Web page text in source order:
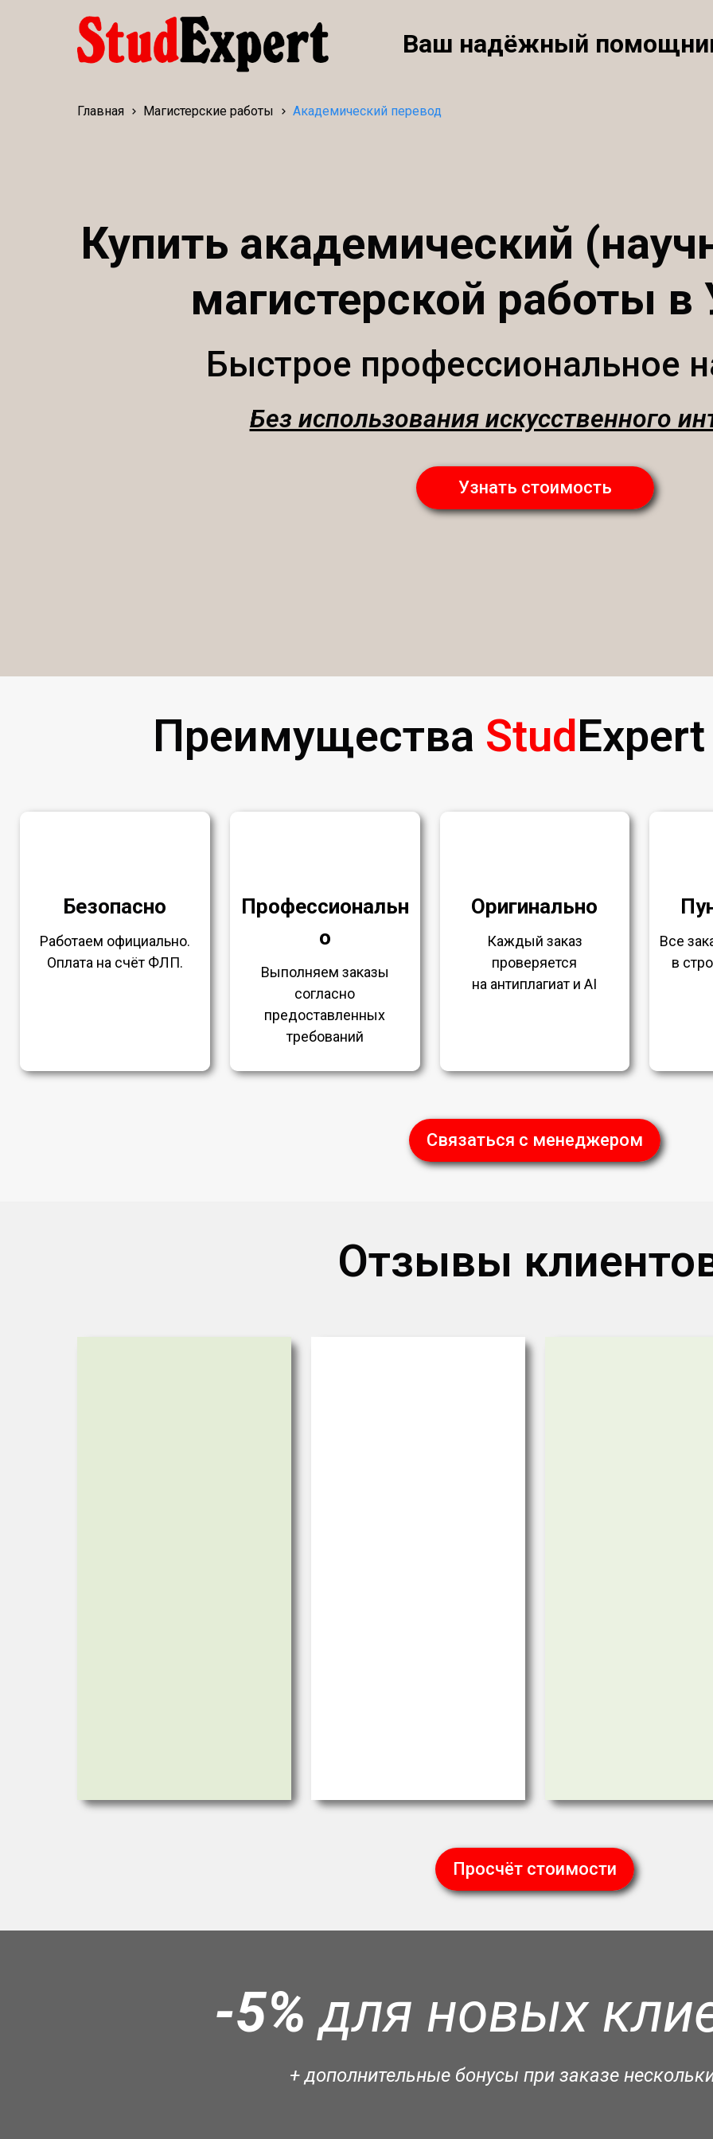
Ваш надёжный
Купить академический
магистерской работы в
Быстрое профессиональное
Без использования искусственного
Узнать стоимость
Главная Магистерские работы Академический перевод
Преимущества Stud
Безопасно
Работаем официально.
Оплата на счёт ФЛП.
Профессиональн
о
Выполняем заказы
согласно
предоставленных
требований
Оригинально
Каждый заказ
проверяется
на антиплагиат и AI
Все
в
Связаться с менеджером
Отзывы
Просчёт стоимости
-5% для новых
+ дополнительные бонусы при заказе